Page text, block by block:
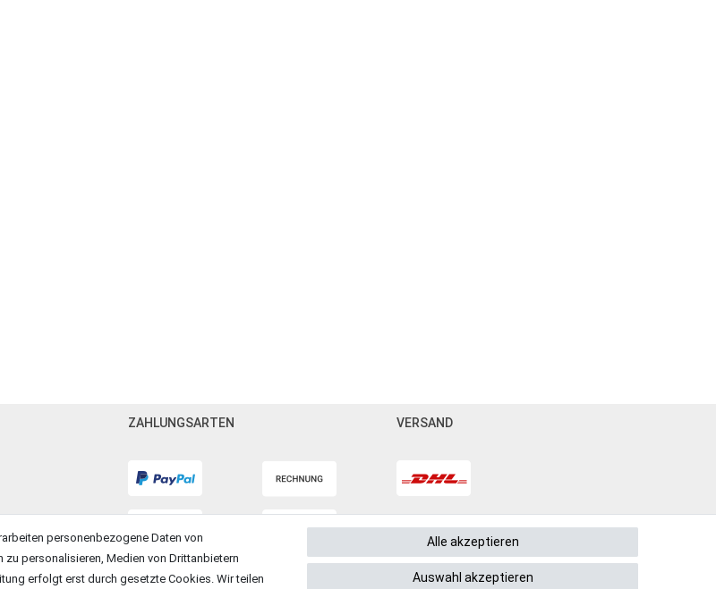
ZAHLUNGSARTEN VERSAND
personenbezogene Daten von
zu personalisieren, Medien von Drittanbietern
erfolgt erst durch gesetzte Cookies. Wir teilen
Alle akzeptieren
Auswahl akzeptieren